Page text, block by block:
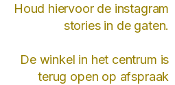
Houd hiervoor de instagram
stories in de gaten.
De winkel in het centrum is
terug open op afspraak